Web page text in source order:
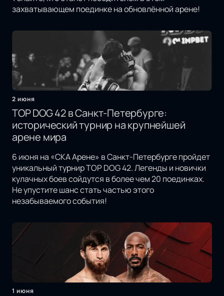
захватывающем поединке на обновлённой арене!
2 июня
TOP DOG 42 в Санкт-Петербурге:
исторический турнир на крупнейшей
арене мира
6 июня на «СКА Арене» в Санкт-Петербурге пройдет
уникальный турнир TOP DOG 42. Легенды и новички
кулачных боев сойдутся в более чем 20 поединках.
Не упустите шанс стать частью этого
незабываемого события!
1 июня